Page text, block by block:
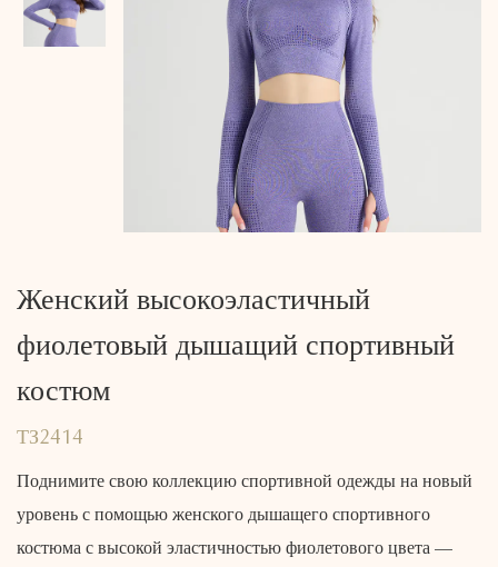
Женский высокоэластичный
фиолетовый дышащий спортивный
костюм
ТЗ2414
Поднимите свою коллекцию спортивной одежды на новый
уровень с помощью женского дышащего спортивного
костюма с высокой эластичностью фиолетового цвета —